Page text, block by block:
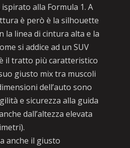
ispirato alla Formula 1. A
è però è la silhouette
la linea di cintura alta e la
si addice ad un SUV
è il tratto più caratteristico
giusto mix tra muscoli
dell’auto sono
e sicurezza alla guida
dall’altezza elevata
anche il giusto